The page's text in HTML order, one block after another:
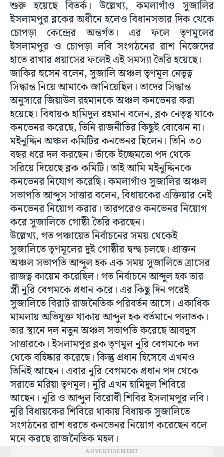
শুরু হয়েছে বিতর্ক। উল্লেখ্য, কমলাগাঁও সুজালির
ইসলামপুর ব্লকের অধীনে হলেও বিধানসভার দিক থেকে
চোপড়া কেন্দ্রের অন্তর্গত। এর ফলে তৃণমূলের
ইসলামপুর ও চোপড়া লবি সংগঠনের রাশ নিজেদের
হাতে রাখার প্রয়াসের ফলেই এই সমস্যা তৈরি হয়েছে।
জাকির হুসেন বলেন, সুজালি অঞ্চল তৃণমূল নেতৃত্ব
সিদ্ধান্ত নিয়ে আমাকে জানিয়েছিল। তাদের সিদ্ধান্ত
অনুসারে জিয়াউল রহমানকে অঞ্চল কনভেনর করা
হয়েছে। বিধায়ক হামিদুল রহমান বলেন, ব্লক নেতৃত্ব যাকে
কনভেনর করেছে, তিনি রাজনীতির কিছুই বোঝেন না।
মইনুদ্দিন অঞ্চল কমিটির কনভেনর ছিলেন। তিনি ৩০
বছর ধরে দল করছেন। তাঁকে ইচ্ছেমতো পদ থেকে
সরিয়ে দিয়েছে ব্লক কমিটি। তাই আমি মইনুদ্দিনকে
কনভেনর নিযোগ করেছি। কমলাগাঁও সুজালির অঞ্চল
সভাপতি আব্দুস সাত্তার বলেন, বিধায়কের এক্তিয়ার নেই
কনভেনর নিয়োগ করার। তারপরেও কনভেনর নিয়োগ
করে সুজালিতে গোষ্ঠী তৈরি করছেন।
উল্লেখ্য, গত পঞ্চায়েত নির্বাচনের সময় থেকেই
সুজালিতে তৃণমূলের দুই গোষ্ঠীর দ্বন্দ্ব চলছে। প্রাক্তন
অঞ্চল সভাপতি আব্দুল হক এক সময় সুজালিতে ত্রাসের
রাজত্ব কায়েম করেছিল। গত নির্বাচনে আব্দুল হক তার
স্ত্রী নুরি বেগমকে প্রধান করে। এর কিছু দিন পরেই
সুজালিতে বিরাট রাজনৈতিক পরিবর্তন আসে। একাধিক
মামলায় অভিযুক্ত থাকায় আব্দুল হক বর্তমানে পলাতক।
তার স্থানে দল নতুন অঞ্চল সভাপতি করেছে আবদুস
সাত্তারকে। ইসলামপুর ব্লক তৃণমূল নুরি বেগমকে দল
থেকে বহিষ্কার করেছে। কিন্তু প্রধান হিসেবে এখনও
তিনিই আছেন। এবার নুরি বেগমকে প্রধান পদ থেকে
সরাতে মরিয়া তৃণমূল। নুরি এখন হামিদুল শিবিরে
আছেন। নুরি ও আব্দুল বিরোধী শিবির ইসলামপুর লবি।
নুরি বিধায়কের শিবিরে থাকায় বিধায়ক সুজালিতে
সংগঠনের রাশ ধরতে কনভেনর নিয়োগ করেছেন বলে
মনে করছে রাজনৈতিক মহল।
ADVERTISEMENT